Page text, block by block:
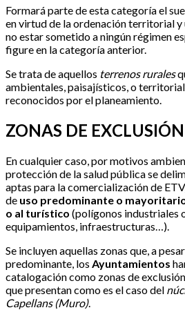
Formará parte de esta categoría el
en virtud de la ordenación territorial y
no estar sometido a ningún régimen
figure en la categoría anterior.
Se trata de aquellos terrenos rurales
ambientales, paisajísticos, o
reconocidos por el planeamiento.
ZONAS DE EXCLUSIÓN
En cualquier caso, por motivos
protección de la salud pública se
aptas para la comercialización de
de uso predominante o
o al turístico (polígonos industriales
equipamientos, infraestructuras…).
Se incluyen aquellas zonas que, a
predominante, los Ayuntamientos
catalogación como zonas de
que presentan como es el caso del
Capellans (Muro).